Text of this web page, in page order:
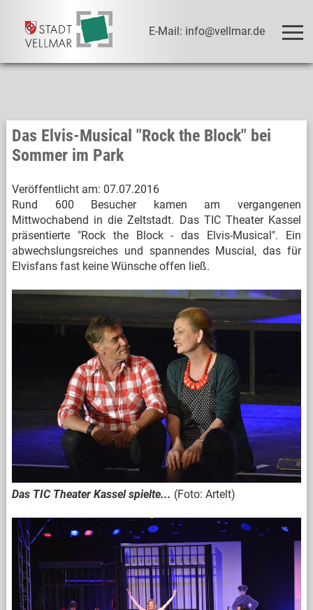
E-Mail: info@vellmar.de
Das Elvis-Musical "Rock the Block" bei
Sommer im Park
Veröffentlicht am: 07.07.2016
Rund 600 Besucher kamen am vergangenen
Mittwochabend in die Zeltstadt. Das TIC Theater Kassel
präsentierte "Rock the Block - das Elvis-Musical". Ein
abwechslungsreiches und spannendes Muscial, das für
Elvisfans fast keine Wünsche offen ließ.
Das TIC Theater Kassel spielte... (Foto: Artelt)